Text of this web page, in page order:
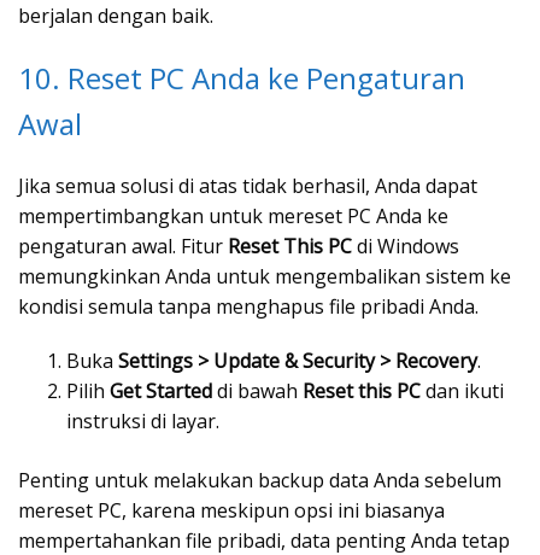
berjalan dengan baik.
10. Reset PC Anda ke Pengaturan
Awal
Jika semua solusi di atas tidak berhasil, Anda dapat
mempertimbangkan untuk mereset PC Anda ke
pengaturan awal. Fitur Reset This PCdi Windows
memungkinkan Anda untuk mengembalikan sistem ke
kondisi semula tanpa menghapus file pribadi Anda.
Buka Settings > Update & Security > Recovery.
Pilih Get Starteddi bawah Reset this PCdan ikuti
instruksi di layar.
Penting untuk melakukan backup data Anda sebelum
mereset PC, karena meskipun opsi ini biasanya
mempertahankan file pribadi, data penting Anda tetap